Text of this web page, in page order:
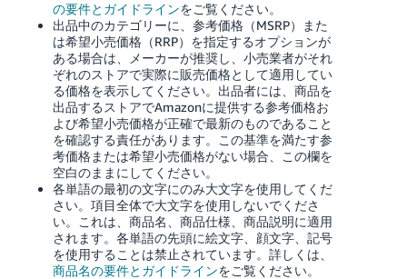
の要件とガイドラインをご覧ください。
出品中のカテゴリーに、参考価格（MSRP）また
は希望小売価格（RRP）を指定するオプションが
ある場合は、メーカーが推奨し、小売業者がそれ
ぞれのストアで実際に販売価格として適用してい
る価格を表示してください。出品者には、商品を
出品するストアでAmazonに提供する参考価格お
よび希望小売価格が正確で最新のものであること
を確認する責任があります。この基準を満たす参
考価格または希望小売価格がない場合、この欄を
空白のままにしてください。
各単語の最初の文字にのみ大文字を使用してくだ
さい。項目全体で大文字を使用しないでくださ
い。これは、商品名、商品仕様、商品説明に適用
されます。各単語の先頭に絵文字、顔文字、記号
を使用することは禁止されています。詳しくは、
商品名の要件とガイドラインをご覧ください。